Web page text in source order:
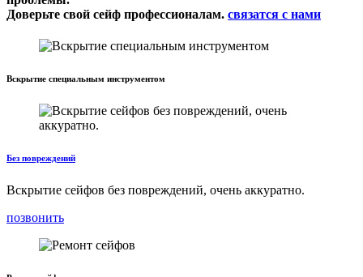
Доверьте свой сейф профессионалам. связатся с нами
Вскрытие специальным инструментом
Без повреждений
Вскрытие сейфов без повреждений, очень аккуратно.
позвонить